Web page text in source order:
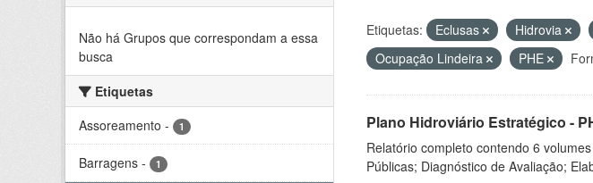
Não há Grupos que correspondam a essa
busca
Etiquetas
Assoreamento - 1
Barragens - 1
Etiquetas: Eclusas Hidrovia
Ocupação Lindeira
PHE
Plano Hidroviário Estratégico -
Relatório completo contendo 6
Públicas; Diagnóstico de Avaliação;